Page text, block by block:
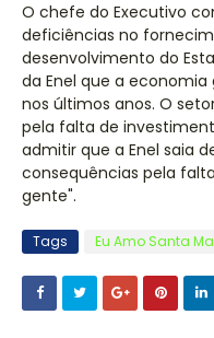
O chefe do Executivo
deficiências no
desenvolvimento do
da Enel que a
nos últimos anos. O
pela falta de
admitir que a Enel saia
consequências pela
gente".
Tags Eu Amo Santa